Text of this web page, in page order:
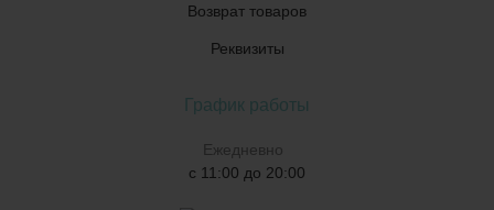
Возврат товаров
Реквизиты
График работы
Ежедневно
с 11:00 до 20:00